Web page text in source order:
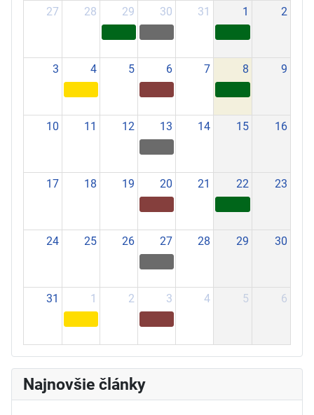
27
28 29 30 31 1 2
3 4 5 6 7 8 9
10 11 12 13 14 15 16
17 18 19 20 21 22 23
24 25 26 27 28 29 30
31 1 2 3 4 5 6
Najnovšie články